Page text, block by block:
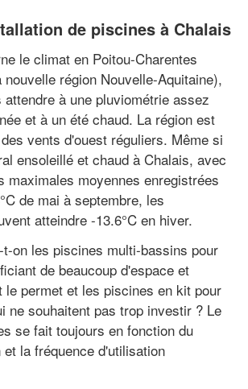
de piscines à Chalais
le climat en Poitou-Charentes
région Nouvelle-Aquitaine),
à une pluviométrie assez
et à un été chaud. La région est
vents d'ouest réguliers. Même si
ensoleillé et chaud à Chalais, avec
maximales moyennes enregistrées
de mai à septembre, les
atteindre -13.6°C en hiver.
t-on les piscines multi-bassins pour
de beaucoup d'espace et
le permet et les piscines en kit pour
ne souhaitent pas trop investir ? Le
se fait toujours en fonction du
la fréquence d'utilisation